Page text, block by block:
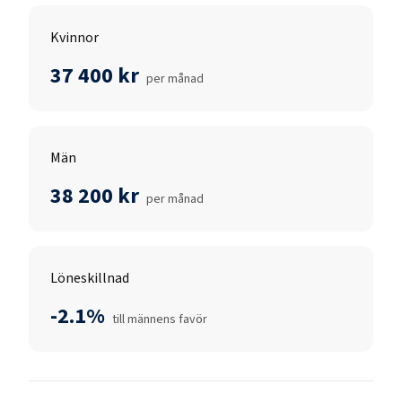
Kvinnor
37 400 kr per månad
Män
38 200 kr per månad
Löneskillnad
-2.1% till männens favör